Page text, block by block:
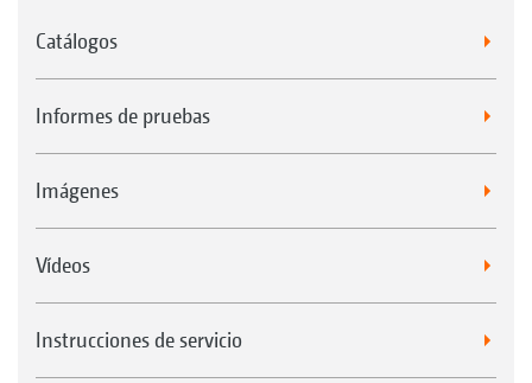
Catálogos
Informes de pruebas
Imágenes
Vídeos
Instrucciones de servicio